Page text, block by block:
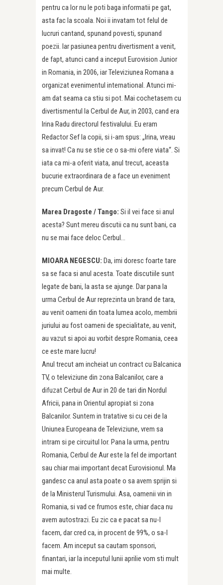
pentru ca lor nu le poti baga informatii pe gat,
asta fac la scoala. Noi ii invatam tot felul de
lucruri cantand, spunand povesti, spunand
poezii. Iar pasiunea pentru divertisment a venit,
de fapt, atunci cand a inceput Eurovision Junior
in Romania, in 2006, iar Televiziunea Romana a
organizat evenimentul international. Atunci mi-
am dat seama ca stiu si pot. Mai cochetasem cu
divertismentul la Cerbul de Aur, in 2003, cand era
Irina Radu directorul festivalului. Eu eram
Redactor Sef la copii, si i-am spus: „Irina, vreau
sa invat! Ca nu se stie ce o sa-mi ofere viata“. Si
iata ca mi-a oferit viata, anul trecut, aceasta
bucurie extraordinara de a face un eveniment
precum Cerbul de Aur.
Marea Dragoste /Tango: Si il vei face si anul
acesta? Sunt mereu discutii ca nu sunt bani, ca
nu se mai face deloc Cerbul…
MIOARA NEGESCU: Da, imi doresc foarte tare
sa se faca si anul acesta. Toate discutiile sunt
legate de bani, la asta se ajunge. Dar pana la
urma Cerbul de Aur reprezinta un brand de tara,
au venit oameni din toata lumea acolo, membrii
juriului au fost oameni de specialitate, au venit,
au vazut si apoi au vorbit despre Romania, ceea
ce este mare lucru!
Anul trecut am incheiat un contract cu Balcanica
TV, o televiziune din zona Balcanilor, care a
difuzat Cerbul de Aur in 20 de tari din Nordul
Africii, pana in Orientul apropiat si zona
Balcanilor. Suntem in tratative si cu cei de la
Uniunea Europeana de Televiziune, vrem sa
intram si pe circuitul lor. Pana la urma, pentru
Romania, Cerbul de Aur este la fel de important
sau chiar mai important decat Eurovisionul. Ma
gandesc ca anul asta poate o sa avem sprijin si
de la Ministerul Turismului. Asa, oamenii vin in
Romania, si vad ce frumos este, chiar daca nu
avem autostrazi. Eu zic ca e pacat sa nu-l
facem, dar cred ca, in procent de 99%, o sa-l
facem. Am inceput sa cautam sponsori,
finantari, iar la inceputul lunii aprilie vom sti mult
mai multe.